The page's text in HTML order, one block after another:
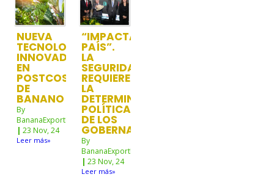
NUEVA
TECNOLOGÍA
INNOVADORA
EN
POSTCOSECHA
DE
BANANO
By
BananaExportNw
| 23 Nov, 24
Leer más»
“IMPACTA
PAÍS”.
LA
SEGURIDAD
REQUIERE
LA
DETERMINACIÓN
POLÍTICA
DE LOS
GOBERNANTES
By
BananaExportNw
| 23 Nov, 24
Leer más»